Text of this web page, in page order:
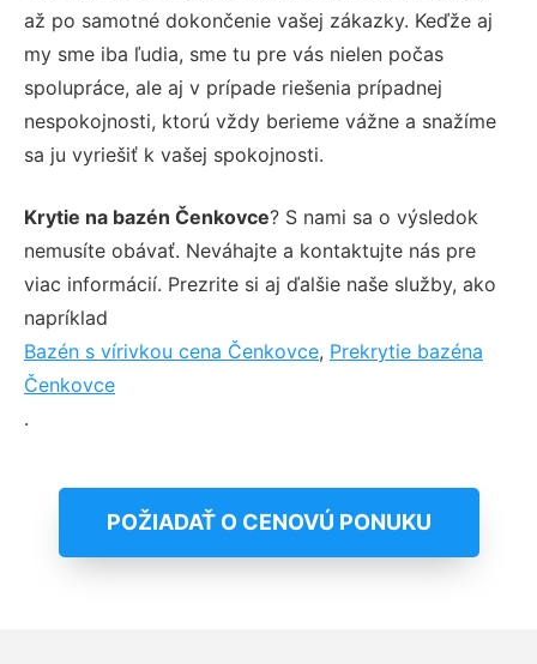
až po samotné dokončenie vašej zákazky. Keďže aj
my sme iba ľudia, sme tu pre vás nielen počas
spolupráce, ale aj v prípade riešenia prípadnej
nespokojnosti, ktorú vždy berieme vážne a snažíme
sa ju vyriešiť k vašej spokojnosti.
Krytie na bazén Čenkovce? S nami sa o výsledok
nemusíte obávať. Neváhajte a kontaktujte nás pre
viac informácií. Prezrite si aj ďalšie naše služby, ako
napríklad
Bazén s vírivkou cena Čenkovce, Prekrytie bazéna
Čenkovce
.
POŽIADAŤ O CENOVÚ PONUKU